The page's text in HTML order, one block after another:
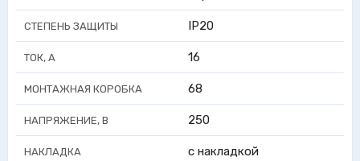
СТЕПЕНЬ ЗАЩИТЫ IP20
ТОК, А 16
МОНТАЖНАЯ КОРОБКА 68
НАПРЯЖЕНИЕ, В 250
НАКЛАДКА с накладкой